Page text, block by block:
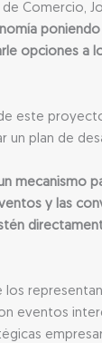
Comercio,
opciones
este
un plan de
mecanismo
y las
los
eventos